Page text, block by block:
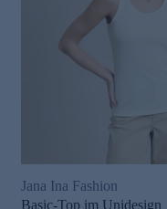
Jana Ina Fashion
Basic-Top im Unidesign